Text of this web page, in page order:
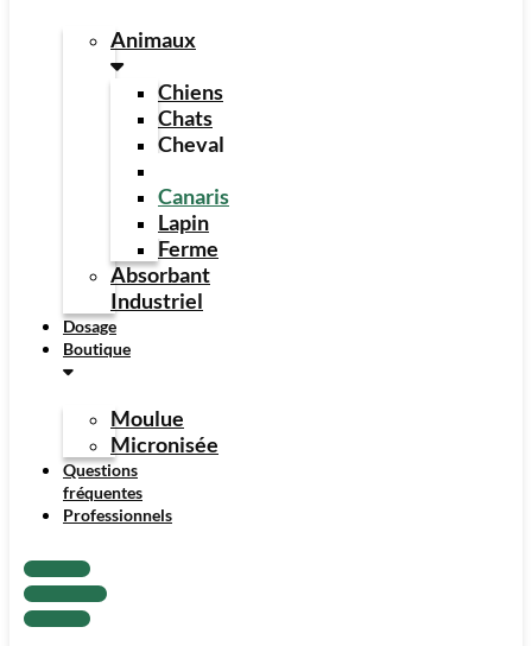
Animaux
Chiens
Chats
Cheval
Canaris
Lapin
Ferme
Absorbant
Industriel
Dosage
Boutique
Moulue
Micronisée
Questions
fréquentes
Professionnels